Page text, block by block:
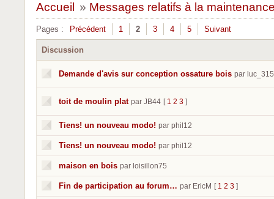
Accueil » Messages relatifs à la
Pages : Précédent 1 2 3 4 5 Suivant
Discussion
Demande d'avis sur conception ossature bois par
toit de moulin plat par JB44 [ 1 2 3 ]
Tiens! un nouveau modo! par phil12
Tiens! un nouveau modo! par phil12
maison en bois par loisillon75
Fin de participation au forum… par EricM [ 1 2 3 ]